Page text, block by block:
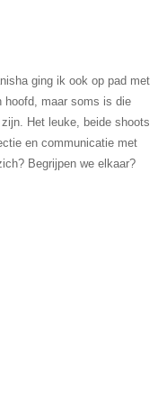
ging ik ook op pad met
hoofd, maar soms is die
Het leuke, beide shoots
en communicatie met
Begrijpen we elkaar?